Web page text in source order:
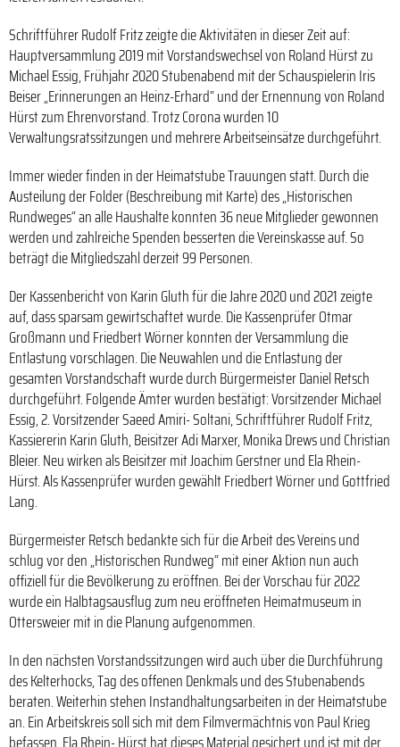
Schriftführer Rudolf Fritz zeigte die Aktivitäten in dieser Zeit auf:
Hauptversammlung 2019 mit Vorstandswechsel von Roland Hürst zu
Michael Essig, Frühjahr 2020 Stubenabend mit der Schauspielerin Iris
Beiser „Erinnerungen an Heinz-Erhard“ und der Ernennung von Roland
Hürst zum Ehrenvorstand. Trotz Corona wurden 10
Verwaltungsratssitzungen und mehrere Arbeitseinsätze durchgeführt.
Immer wieder finden in der Heimatstube Trauungen statt. Durch die
Austeilung der Folder (Beschreibung mit Karte) des „Historischen
Rundweges“ an alle Haushalte konnten 36 neue Mitglieder gewonnen
werden und zahlreiche Spenden besserten die Vereinskasse auf. So
beträgt die Mitgliedszahl derzeit 99 Personen.
Der Kassenbericht von Karin Gluth für die Jahre 2020 und 2021 zeigte
auf, dass sparsam gewirtschaftet wurde. Die Kassenprüfer Otmar
Großmann und Friedbert Wörner konnten der Versammlung die
Entlastung vorschlagen. Die Neuwahlen und die Entlastung der
gesamten Vorstandschaft wurde durch Bürgermeister Daniel Retsch
durchgeführt. Folgende Ämter wurden bestätigt: Vorsitzender Michael
Essig, 2. Vorsitzender Saeed Amiri- Soltani, Schriftführer Rudolf Fritz,
Kassiererin Karin Gluth, Beisitzer Adi Marxer, Monika Drews und Christian
Bleier. Neu wirken als Beisitzer mit Joachim Gerstner und Ela Rhein-
Hürst. Als Kassenprüfer wurden gewählt Friedbert Wörner und Gottfried
Lang.
Bürgermeister Retsch bedankte sich für die Arbeit des Vereins und
schlug vor den „Historischen Rundweg“ mit einer Aktion nun auch
offiziell für die Bevölkerung zu eröffnen. Bei der Vorschau für 2022
wurde ein Halbtagsausflug zum neu eröffneten Heimatmuseum in
Ottersweier mit in die Planung aufgenommen.
In den nächsten Vorstandssitzungen wird auch über die Durchführung
des Kelterhocks, Tag des offenen Denkmals und des Stubenabends
beraten. Weiterhin stehen Instandhaltungsarbeiten in der Heimatstube
an. Ein Arbeitskreis soll sich mit dem Filmvermächtnis von Paul Krieg
befassen. Ela Rhein- Hürst hat dieses Material gesichert und ist mit der